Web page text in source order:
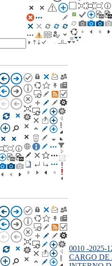
0010 -2025-
CARGO DE